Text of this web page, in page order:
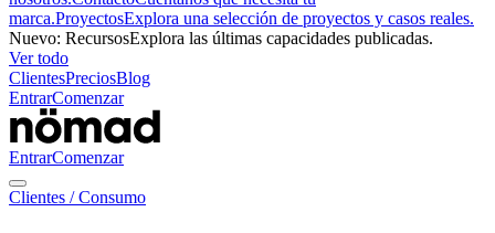
marca.ProyectosExplora una selección de proyectos y casos reales.
Nuevo: RecursosExplora las últimas capacidades publicadas.
Ver todo
ClientesPreciosBlog
EntrarComenzar
EntrarComenzar
Clientes /Consumo